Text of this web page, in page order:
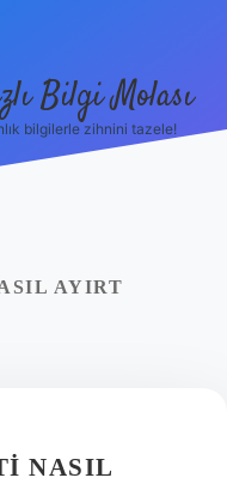
Bilgi Molası
bilgilerle zihnini tazele!
AYIRT
NASIL